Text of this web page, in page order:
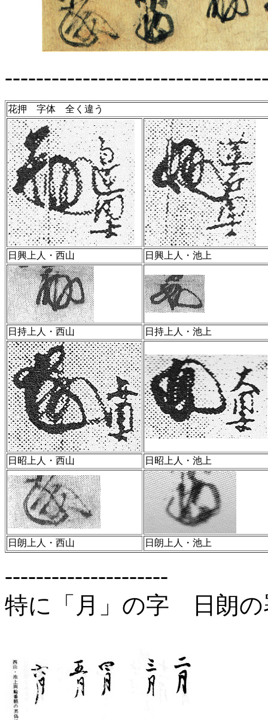
花押 字体 全く違う
日興上人・西山 日興上人・池上
日持上人・西山 日持上人・池上
日昭上人・西山 日昭上人・池上
日朗上人・西山 日朗上人・池上
---------------------
特に「月」の字 日朗